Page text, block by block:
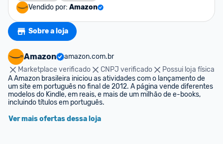
Vendido por: Amazon
Sobre a loja
Amazon
amazon.com.br
Marketplace verificado
CNPJ verificado
Possui loja física
A Amazon brasileira iniciou as atividades com o lançamento de
um site em português no final de 2012. A página vende diferentes
modelos do Kindle, em reais, e mais de um milhão de e-books,
incluindo títulos em português.
Ver mais ofertas dessa loja